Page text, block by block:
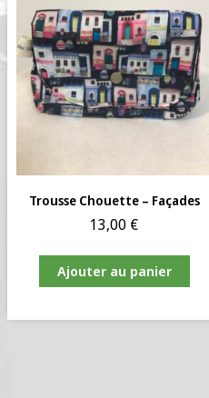
Trousse Chouette – Façades
13,00 €
Ajouter au panier